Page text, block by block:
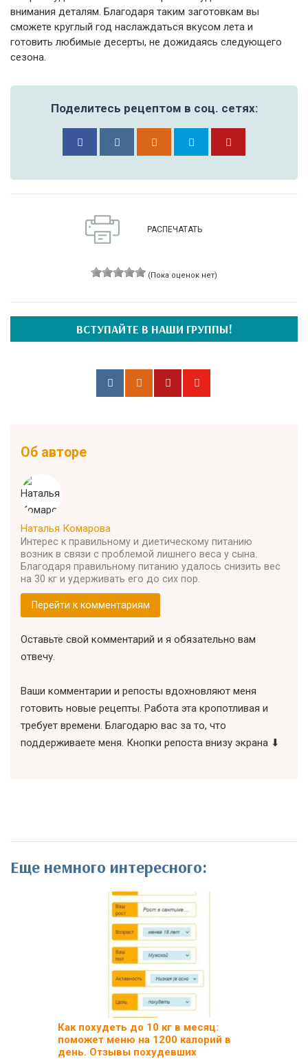
внимания деталям. Благодаря таким заготовкам вы
сможете круглый год наслаждаться вкусом лета и
готовить любимые десерты, не дожидаясь следующего
сезона.
Поделитесь рецептом в соц. сетях:
РАСПЕЧАТАТЬ
(Пока оценок нет)
ВСТУПАЙТЕ В НАШИ ГРУППЫ!
Об авторе
Наталья Комарова
Интерес к правильному и диетическому питанию
возник в связи с проблемой лишнего веса у сына.
Благодаря правильному питанию удалось снизить вес
на 30 кг и удерживать его до сих пор.
Перейти к комментариям
Оставьте свой комментарий и я обязательно вам
отвечу.
Ваши комментарии и репосты вдохновляют меня
готовить новые рецепты. Работа эта кропотливая и
требует времени. Благодарю вас за то, что
поддерживаете меня. Кнопки репоста внизу экрана ⬇
Еще немного интересного:
Как похудеть до 10 кг в месяц:
поможет меню на 1200 калорий в
день. Отзывы похудевших